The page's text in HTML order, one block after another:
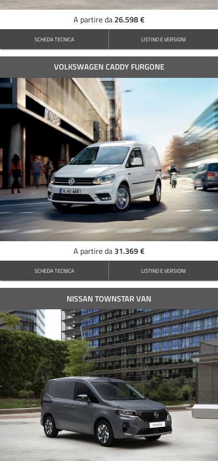
A partire da 26.598 €
SCHEDA TECNICA LISTINO E VERSIONI
VOLKSWAGEN CADDY FURGONE
A partire da 31.369 €
SCHEDA TECNICA LISTINO E VERSIONI
NISSAN TOWNSTAR VAN